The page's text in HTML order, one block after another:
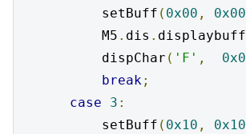
          setBuff
( 0x00 , 0x00
          M5
. dis . displaybuff
          dispChar
( 'F' , 0x0
break;
case
3 :
          setBuff
( 0x10 , 0x10